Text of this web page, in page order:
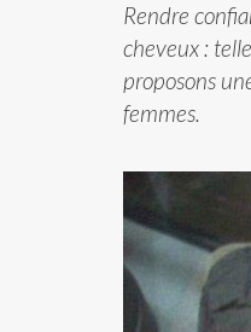
Rendre
cheveux :
proposons
femmes.